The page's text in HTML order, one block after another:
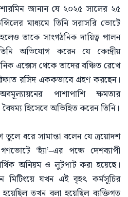
শারমিন জানান যে ২০২৫ সালের ২৫
মাধ্যমে তিনি সরাসরি ভোটে
হলেও তাকে সাংগঠনিক দায়িত্ব পালন
অভিযোগ করেন যে কেন্দ্রীয়
এক্সেস থেকে তাদের বঞ্চিত রেখে
রসিদ এককভাবে গ্রহণ করছেন।
পাশাপাশি ক্ষমতার
বৈষম্য হিসেবে অভিহিত করেন তিনি।
ধরে সামান্তা বলেন যে ত্রয়োদশ
‘হ্যাঁ’–এর পক্ষে দেশব্যাপী
অনিয়ম ও লুটপাট করা হয়েছে।
মিটিংয়ে যখন এই বৃহৎ কর্মসূচির
হয়েছিল তখন বলা হয়েছিল ব্যক্তিগত